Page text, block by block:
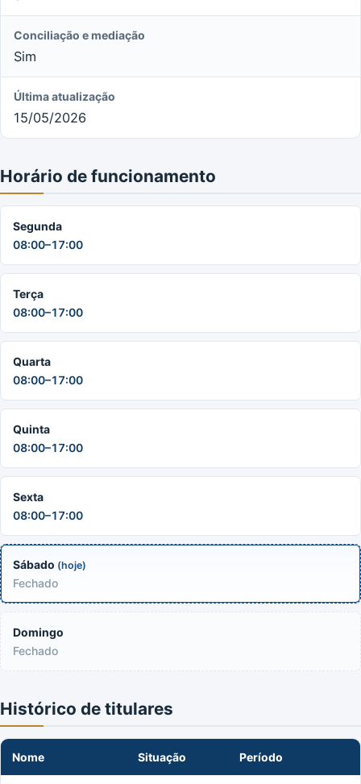
Conciliação e mediação
Sim
Última atualização
15/05/2026
Horário de funcionamento
Segunda
08:00–17:00
Terça
08:00–17:00
Quarta
08:00–17:00
Quinta
08:00–17:00
Sexta
08:00–17:00
Sábado (hoje)
Fechado
Domingo
Fechado
Histórico de titulares
Nome Situação Período